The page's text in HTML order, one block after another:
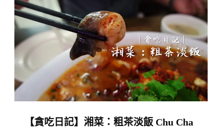
廣
式
心
樓：
益
茶
【貪吃日記】湘菜：粗茶淡飯 Chu Cha